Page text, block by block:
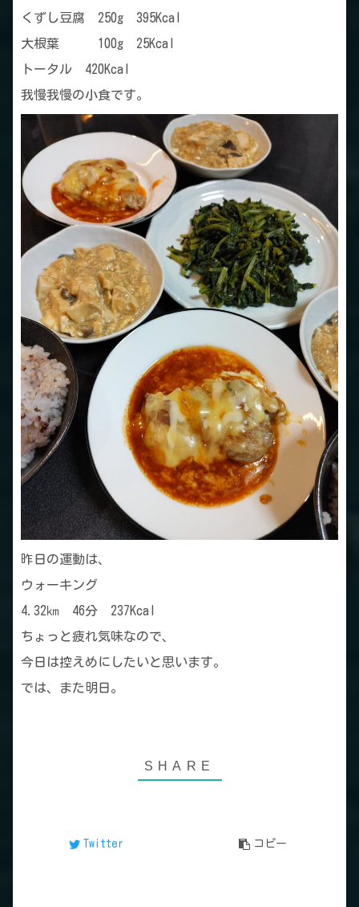
くずし豆腐 250g 395Kcal
大根葉 100g 25Kcal
トータル 420Kcal
我慢我慢の小食です。
昨日の運動は、
ウォーキング
4.32㎞ 46分 237Kcal
ちょっと疲れ気味なので、
今日は控えめにしたいと思います。
では、また明日。
Twitter コピー